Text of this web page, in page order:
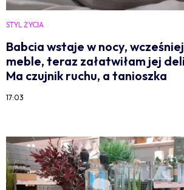
STYL ŻYCIA
Babcia wstaje w nocy,
meble, teraz załatwiłam jej
Ma czujnik ruchu, a tanioszka
17:03